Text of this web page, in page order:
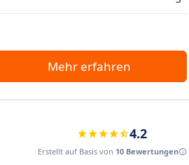
Mehr erfahren
4.2
Erstellt auf Basis von 10 Bewertungen